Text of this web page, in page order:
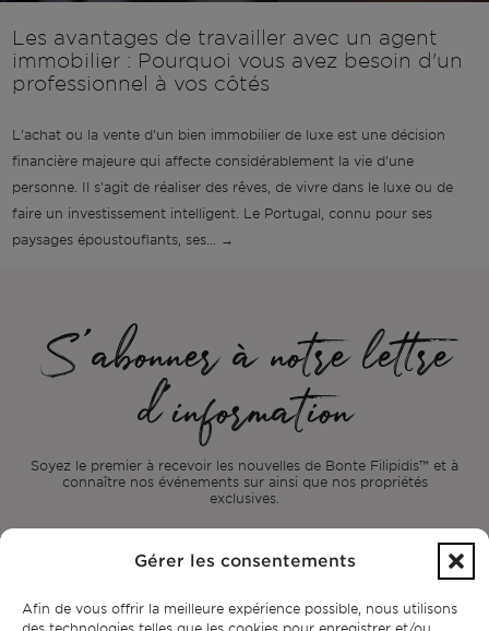
Gérer les consentements
Afin de vous offrir la meilleure expérience possible, nous utilisons
Les avantages de travailler avec un agent
immobilier : Pourquoi vous avez besoin d'un
professionnel à vos côtés
L'achat ou la vente d'un bien immobilier de luxe est une décision
financière majeure qui affecte considérablement la vie d'une
personne. Il s'agit de réaliser des rêves, de vivre dans le luxe ou de
faire un investissement intelligent. Le Portugal, connu pour ses
paysages époustouflants, ses... →
S'abonner à notre lettre
d'information
Soyez le premier à recevoir les nouvelles de Bonte Filipidis™ et à
connaître nos événements sur ainsi que nos propriétés
exclusives.